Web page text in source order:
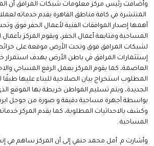
وأضافت رئيس مركز معلومات شبكات المرافق أن
المنتشرة في كافة مناطق القاهرة يقدم خدماته
أهمها إصدار الموافقات الفنية لأعمال الحفر فوق
المساحية ومتابعة أعمال الحفر، ويقوم المركز
لشبكات المرافق فوق وتحت الأرض موقعة على
إستثمارات المرافق في باطن الأرض بهدف استمرار
العاصمة، كما يقوم المركز بعمل الرفع المساحي
المطلوب استخراج بيان الصلاحية للبناء عليها طبقًا
الجديدة، ويتم تسليم المواطن خريطة بها الموقع
وكشف بالاحداثيات المطلوبة، كما يقدم المركز
المساحية .